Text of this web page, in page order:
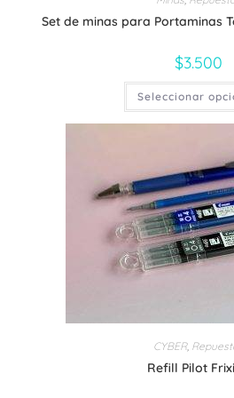
Set de minas para Portaminas
$3.500
Seleccionar
CYBER,
Refill Pilot